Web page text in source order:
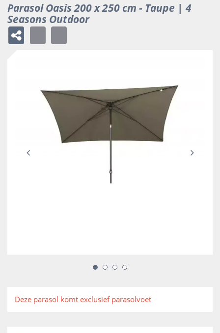
Parasol Oasis 200 x 250 cm - Taupe | 4
Seasons Outdoor
Deze parasol komt exclusief parasolvoet